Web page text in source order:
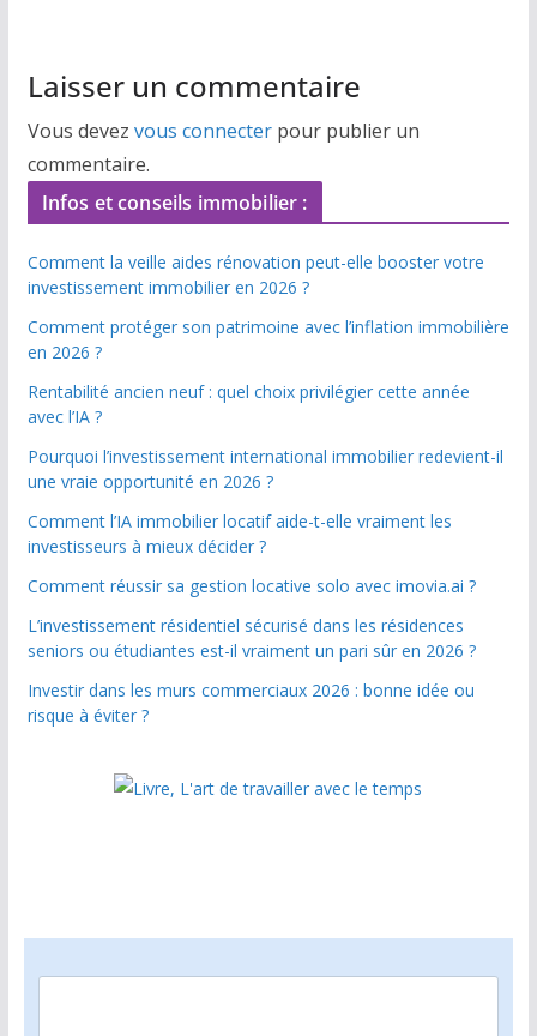
Laisser un commentaire
Vous devez vous connecterpour publier un
commentaire.
Infos et conseils immobilier :
Comment la veille aides rénovation peut-elle booster votre
investissement immobilier en 2026 ?
Comment protéger son patrimoine avec l’inflation immobilière
en 2026 ?
Rentabilité ancien neuf : quel choix privilégier cette année
avec l’IA ?
Pourquoi l’investissement international immobilier redevient-il
une vraie opportunité en 2026 ?
Comment l’IA immobilier locatif aide-t-elle vraiment les
investisseurs à mieux décider ?
Comment réussir sa gestion locative solo avec imovia.ai ?
L’investissement résidentiel sécurisé dans les résidences
seniors ou étudiantes est-il vraiment un pari sûr en 2026 ?
Investir dans les murs commerciaux 2026 : bonne idée ou
risque à éviter ?